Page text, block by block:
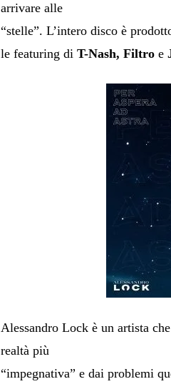
arrivare alle
“stelle”. L’intero disco è
le featuring diT-Nash, Filtro e
Alessandro Lock è un artista
realtà più
“impegnativa” e dai problemi